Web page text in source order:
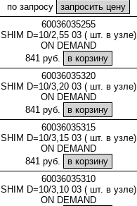
по запросу
60036035255
SHIM D=10/2,55 03 ( шт. в узле)
ON DEMAND
841 руб.
60036035320
SHIM D=10/3,20 03 ( шт. в узле)
ON DEMAND
841 руб.
60036035315
SHIM D=10/3,15 03 ( шт. в узле)
ON DEMAND
841 руб.
60036035310
SHIM D=10/3,10 03 ( шт. в узле)
ON DEMAND